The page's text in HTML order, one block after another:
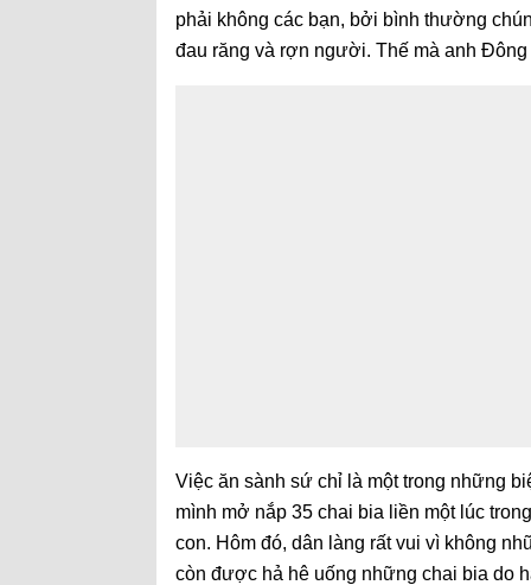
phải không các bạn, bởi bình thường
đau răng và rợn người. Thế mà anh
Việc ăn sành sứ chỉ là một trong những
mình mở nắp 35 chai bia liền một lúc
con. Hôm đó, dân làng rất vui vì không
còn được hả hê uống những chai bia do